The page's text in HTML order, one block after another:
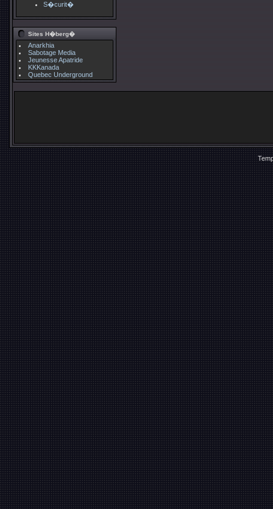
S�curit�
Sites H�berg�
Anarkhia
Sabotage Media
Jeunesse Apatride
KKKanada
Quebec Underground